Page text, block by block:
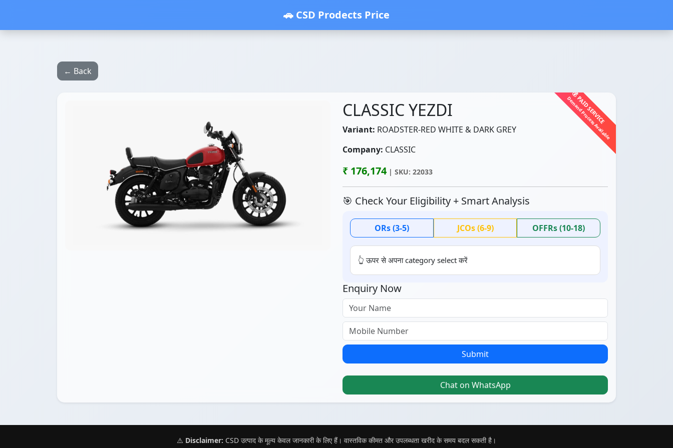
🚗 CSD Prodects Price
← Back
💰 PAID SERVICE
Demand Process Available
CLASSIC YEZDI
Variant: ROADSTER-RED WHITE & DARK GREY
Company: CLASSIC
₹ 176,174| SKU: 22033
🎯 Check Your Eligibility + Smart Analysis
ORs (3-5) JCOs (6-9) OFFRs (10-18)
👆 ऊपर से अपना category select करें
Enquiry Now
Submit
Chat on WhatsApp
⚠️ Disclaimer: CSD उत्पाद के मूल्य केवल जानकारी के लिए हैं। वास्तविक कीमत और उपलब्धता खरीद के समय बदल सकती है।